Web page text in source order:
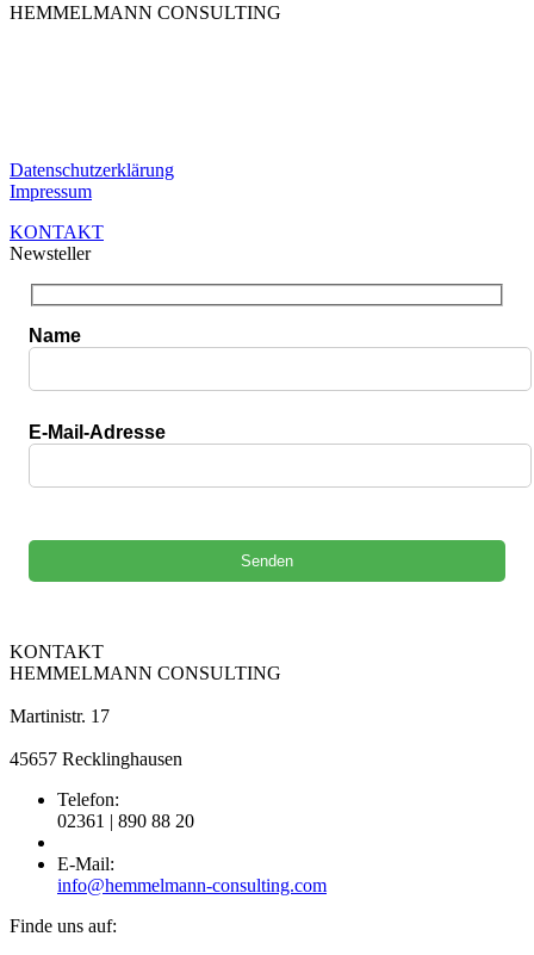
HEMMELMANN CONSULTING
Datenschutzerklärung
Impressum
KONTAKT
Newsteller
Name
E-Mail-Adresse
KONTAKT
HEMMELMANN CONSULTING
Martinistr. 17
45657 Recklinghausen
Telefon:
02361 | 890 88 20
E-Mail:
info@hemmelmann-consulting.com
Finde uns auf: